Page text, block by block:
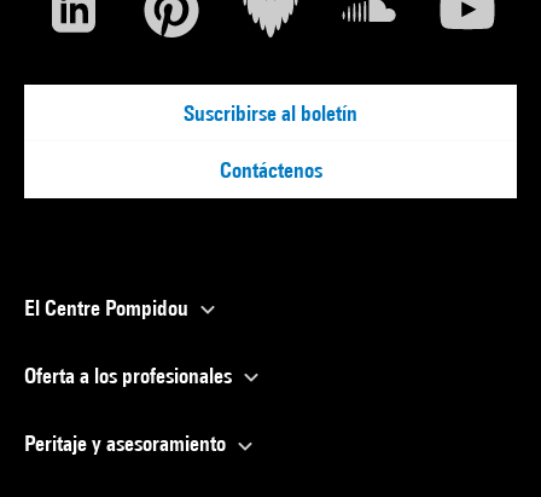
Suscribirse al boletín
Contáctenos
El Centre Pompidou
Oferta a los profesionales
Peritaje y asesoramiento